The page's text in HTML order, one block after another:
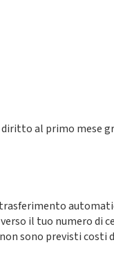
al primo mese
il tuo numero di
sono previsti costi